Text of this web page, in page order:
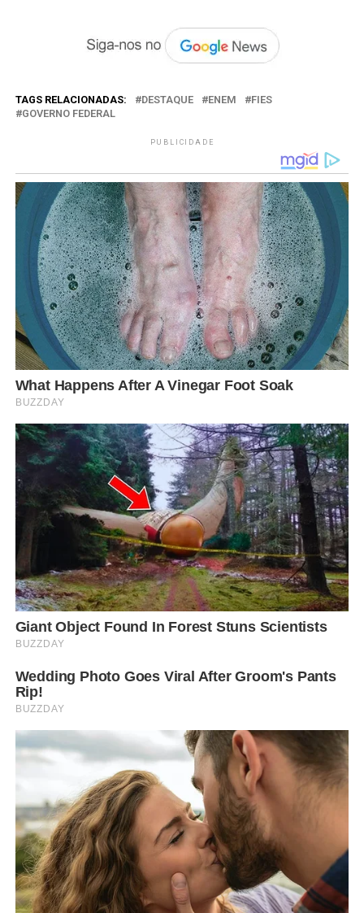
TAGS RELACIONADAS: DESTAQUE ENEM
FIES
GOVERNO FEDERAL
PUBLICIDADE